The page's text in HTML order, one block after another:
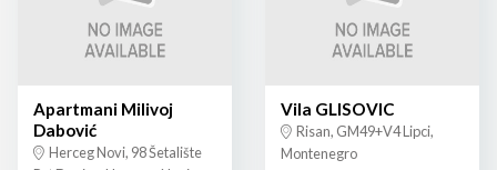
Apartmani Milivoj
Dabović
Herceg Novi, 98 Šetalište
Vila GLISOVIC
Risan, GM49+V4 Lipci,
Montenegro